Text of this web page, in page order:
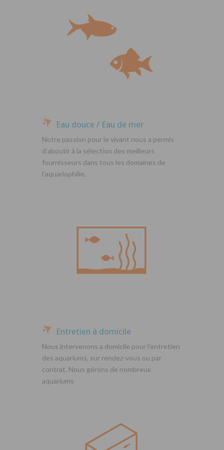
Eau douce / Eau de mer
Notre passion pour le vivant nous a permis
d’aboutir à la sélection des meilleurs
fournisseurs dans tous les domaines de
l’aquariophilie.
Entretien à domicile
Nous intervenons a domicile pour l’entretien
des aquariums, sur rendez-vous ou par
contrat. Nous gérons de nombreux
aquariums